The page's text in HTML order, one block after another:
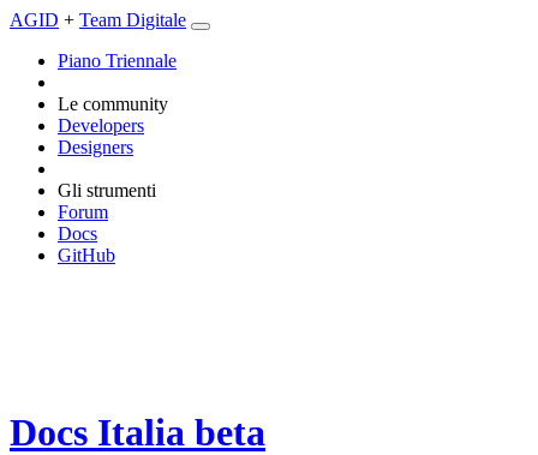
AGID + Team Digitale
Piano Triennale
Le community
Developers
Designers
Gli strumenti
Forum
Docs
GitHub
Docs Italia beta